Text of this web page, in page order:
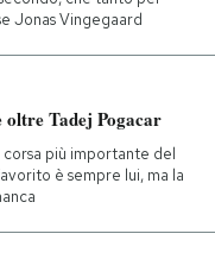
Jonas Vingegaard
Tadej Pogacar
più importante del
è sempre lui, ma la